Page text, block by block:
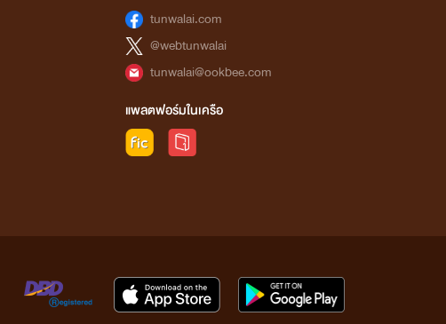
tunwalai.com
@webtunwalai
tunwalai@ookbee.com
แพลตฟอร์มในเครือ